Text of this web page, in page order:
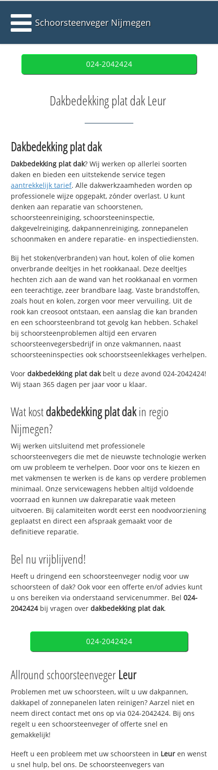
Schoorsteenveger Nijmegen
024-2042424
Dakbedekking plat dak Leur
Dakbedekking plat dak
Dakbedekking plat dak? Wij werken op allerlei soorten
daken en bieden een uitstekende service tegen
aantrekkelijk tarief. Alle dakwerkzaamheden worden op
professionele wijze opgepakt, zónder overlast. U kunt
denken aan reparatie van schoorstenen,
schoorsteenreiniging, schoorsteeninspectie,
dakgevelreiniging, dakpannenreiniging, zonnepanelen
schoonmaken en andere reparatie- en inspectiediensten.
Bij het stoken(verbranden) van hout, kolen of olie komen
onverbrande deeltjes in het rookkanaal. Deze deeltjes
hechten zich aan de wand van het rookkanaal en vormen
een teerachtige, zeer brandbare laag. Vaste brandstoffen,
zoals hout en kolen, zorgen voor meer vervuiling. Uit de
rook kan creosoot ontstaan, een aanslag die kan branden
en een schoorsteenbrand tot gevolg kan hebben. Schakel
bij schoorsteenproblemen altijd een ervaren
schoorsteenvegersbedrijf in onze vakmannen, naast
schoorsteeninspecties ook schoorstseenlekkages verhelpen.
Voordakbedekking plat dakbelt u deze avond 024-2042424!
Wij staan 365 dagen per jaar voor u klaar.
Wat kostdakbedekking plat dakin regio
Nijmegen?
Wij werken uitsluitend met professionele
schoorsteenvegers die met de nieuwste technologie werken
om uw probleem te verhelpen. Door voor ons te kiezen en
met vakmensen te werken is de kans op verdere problemen
minimaal. Onze servicewagens hebben altijd voldoende
voorraad en kunnen uw dakreparatie vaak meteen
uitvoeren. Bij calamiteiten wordt eerst een noodvoorziening
geplaatst en direct een afspraak gemaakt voor de
definitieve reparatie.
Bel nu vrijblijvend!
Heeft u dringend een schoorsteenveger nodig voor uw
schoorsteen of dak? Ook voor een offerte en/of advies kunt
u ons bereiken via onderstaand servicenummer. Bel024-
2042424bij vragen overdakbedekking plat dak.
024-2042424
Allround schoorsteenveger Leur
Problemen met uw schoorsteen, wilt u uw dakpannen,
dakkapel of zonnepanelen laten reinigen? Aarzel niet en
neem direct contact met ons op via 024-2042424. Bij ons
regelt u een schoorsteenveger of offerte snel en
gemakkelijk!
Heeft u een probleem met uw schoorsteen in Leur en wenst
u snel hulp, bel ons. De schoorsteenvegers van